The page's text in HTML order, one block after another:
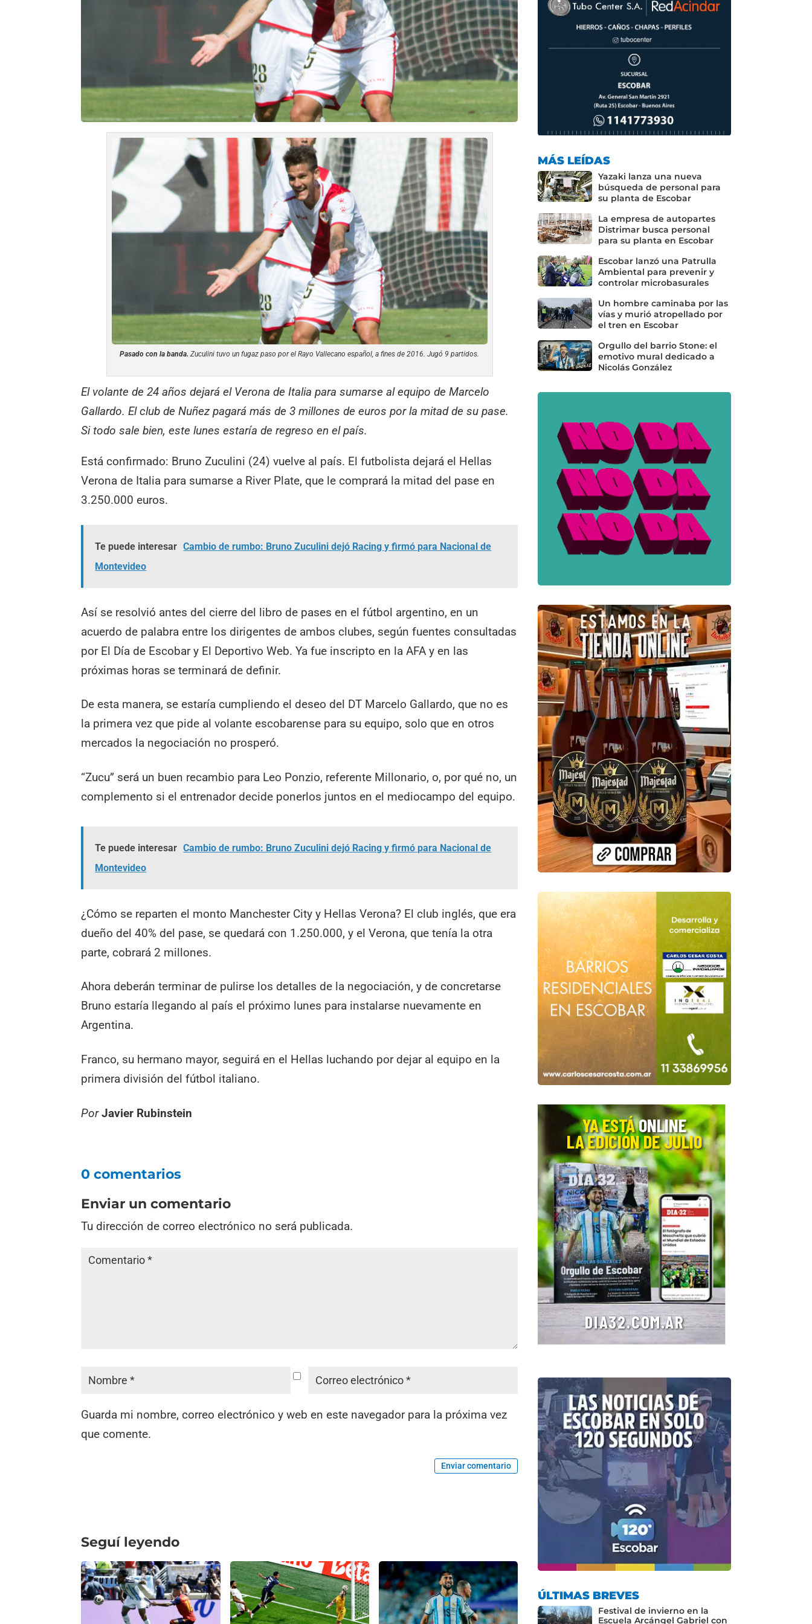
Pasado con la banda. Zuculini tuvo un fugaz paso por el Rayo Vallecano español, a fines de 2016. Jugó 9 partidos.
El volante de 24 años dejará el Verona de Italia para sumarse al equipo de Marcelo
Gallardo. El club de Nuñez pagará más de 3 millones de euros por la mitad de su pase.
Si todo sale bien, este lunes estaría de regreso en el país.
Está confirmado: Bruno Zuculini (24) vuelve al país. El futbolista dejará el Hellas
Verona de Italia para sumarse a River Plate, que le comprará la mitad del pase en
3.250.000 euros.
Te puede interesar Cambio de rumbo: Bruno Zuculini dejó Racing y firmó para Nacional de
Montevideo
Así se resolvió antes del cierre del libro de pases en el fútbol argentino, en un
acuerdo de palabra entre los dirigentes de ambos clubes, según fuentes consultadas
por El Día de Escobar y El Deportivo Web. Ya fue inscripto en la AFA y en las
próximas horas se terminará de definir.
De esta manera, se estaría cumpliendo el deseo del DT Marcelo Gallardo, que no es
la primera vez que pide al volante escobarense para su equipo, solo que en otros
mercados la negociación no prosperó.
“Zucu” será un buen recambio para Leo Ponzio, referente Millonario, o, por qué no, un
complemento si el entrenador decide ponerlos juntos en el mediocampo del equipo.
Te puede interesar Cambio de rumbo: Bruno Zuculini dejó Racing y firmó para Nacional de
Montevideo
¿Cómo se reparten el monto Manchester City y Hellas Verona? El club inglés, que era
dueño del 40% del pase, se quedará con 1.250.000, y el Verona, que tenía la otra
parte, cobrará 2 millones.
Ahora deberán terminar de pulirse los detalles de la negociación, y de concretarse
Bruno estaría llegando al país el próximo lunes para instalarse nuevamente en
Argentina.
Franco, su hermano mayor, seguirá en el Hellas luchando por dejar al equipo en la
primera división del fútbol italiano.
Por Javier Rubinstein
0 comentarios
Enviar un comentario
Tu dirección de correo electrónico no será publicada.
Guarda mi nombre, correo electrónico y web en este navegador para la próxima vez
que comente.
Enviar comentario
Seguí leyendo
MÁS LEÍDAS
Yazaki lanza una nueva
búsqueda de personal para
su planta de Escobar
La empresa de autopartes
Distrimar busca personal
para su planta en Escobar
Escobar lanzó una Patrulla
Ambiental para prevenir y
controlar microbasurales
Un hombre caminaba por las
vías y murió atropellado por
el tren en Escobar
Orgullo del barrio Stone: el
emotivo mural dedicado a
Nicolás González
ÚLTIMAS BREVES
Festival de invierno en la
Escuela Arcángel Gabriel con